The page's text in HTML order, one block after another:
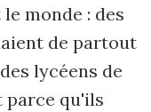
monde : des
de partout
lycéens de
parce qu'ils